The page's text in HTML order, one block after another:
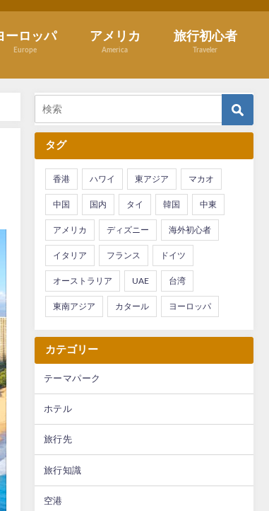
ーロッパ
Europe
アメリカ
America
旅行初心者
Traveler
タグ
香港 ハワイ 東アジア マカオ
中国 国内 タイ 韓国 中東
アメリカ ディズニー 海外初心者
イタリア フランス ドイツ
オーストラリア UAE 台湾
東南アジア カタール ヨーロッパ
カテゴリー
テーマパーク
ホテル
旅行先
旅行知識
空港